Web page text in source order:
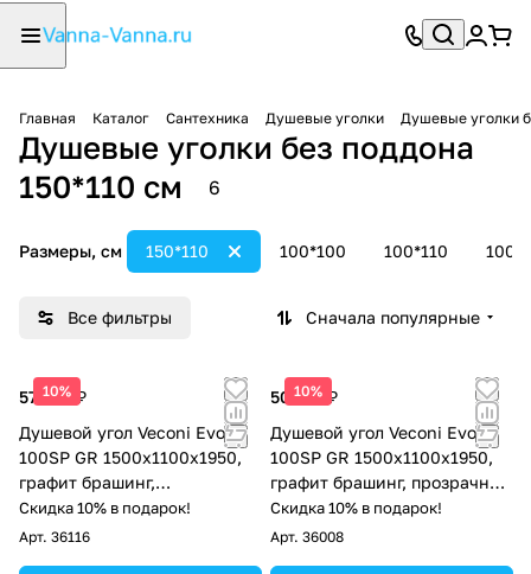
Главная Каталог Сантехника Душевые уголки Душевые уголки
Душевые уголки без поддона
150*110 см
6
Размеры, см 100*100 100*110
150*110
Все фильтры Сначала популярные
10%
57 398 ₽
Душевой угол Veconi Evo
100SP GR 1500х1100x1950,
графит брашинг,
тонированное стекло
Скидка 10% в подарок!
Арт. 36116
10%
50 541 ₽
Душевой угол Veconi Evo
100SP GR 1500х1100x1950,
графит брашинг, прозрачное
стекло
Скидка 10% в подарок!
Арт. 36008